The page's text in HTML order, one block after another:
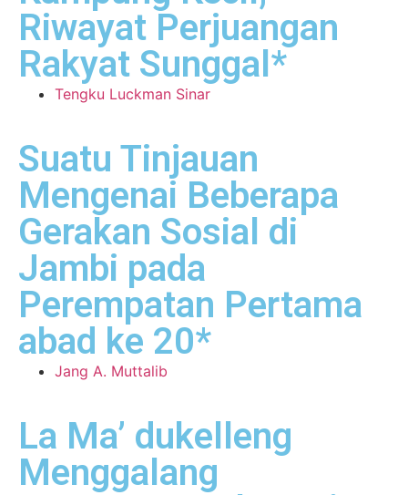
Riwayat Perjuangan
Rakyat Sunggal*
Tengku Luckman Sinar
Suatu Tinjauan
Mengenai Beberapa
Gerakan Sosial di
Jambi pada
Perempatan Pertama
abad ke 20*
Jang A. Muttalib
La Ma’ dukelleng
Menggalang